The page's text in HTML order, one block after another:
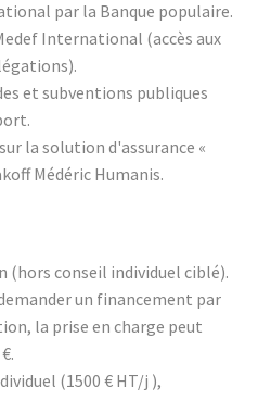
par la Banque populaire.
International (accès aux
et subventions publiques
la solution d'assurance «
Médéric Humanis.
(hors conseil individuel ciblé).
un financement par
la prise en charge peut
(1500 € HT/j ),